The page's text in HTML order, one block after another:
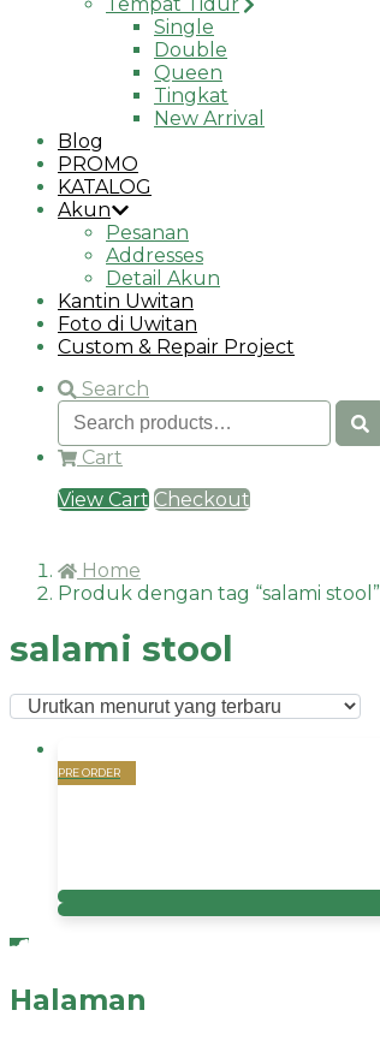
Single
Double
Queen
Tingkat
New Arrival
Blog
PROMO
KATALOG
Akun
Pesanan
Addresses
Detail Akun
Kantin Uwitan
Foto di Uwitan
Custom & Repair Project
Search
Cart
View Cart Checkout
Home
Produk dengan tag “salami stool”
salami stool
PRE ORDER
Halaman